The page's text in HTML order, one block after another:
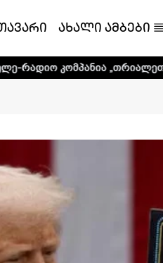
ახალი ამბები
„თრიალეთს! - დეტალური